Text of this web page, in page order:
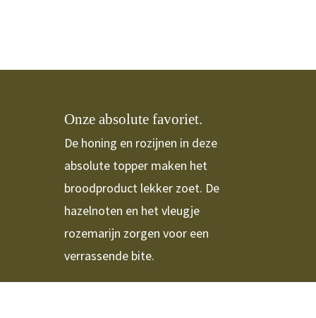
Onze absolute favoriet.
De honing en rozijnen in deze
absolute topper maken het
broodproduct lekker zoet. De
hazelnoten en het vleugje
rozemarijn zorgen voor een
verrassende bite.
Rijsdijk 11
T: 06-82387993
E: info@deboulanger.nl